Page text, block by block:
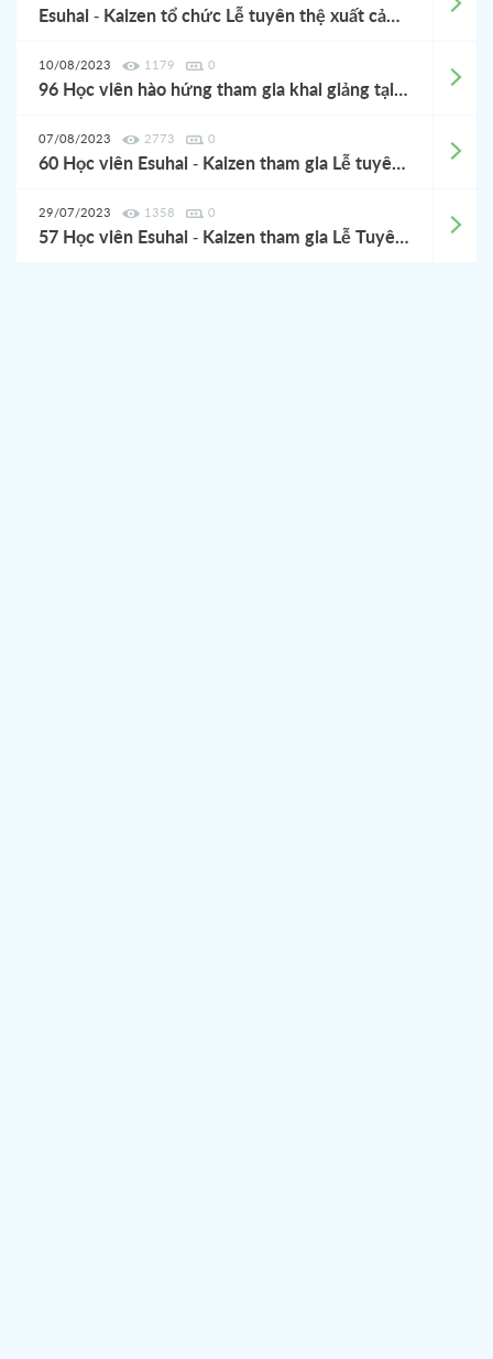
Esuhai - Kaizen tổ chức Lễ tuyên thệ xuất cảnh cho Học viên - 12/8/2023
10/08/2023 1179 0
96 Học viên hào hứng tham gia khai giảng tại Kaizen
07/08/2023 2773 0
60 Học viên Esuhai - Kaizen tham gia Lễ tuyên thệ xuất cảnh sang Nhật Bản ngày 5/8/2023
29/07/2023 1358 0
57 Học viên Esuhai - Kaizen tham gia Lễ Tuyên thệ xuất cảnh sang Nhật Bản làm việc